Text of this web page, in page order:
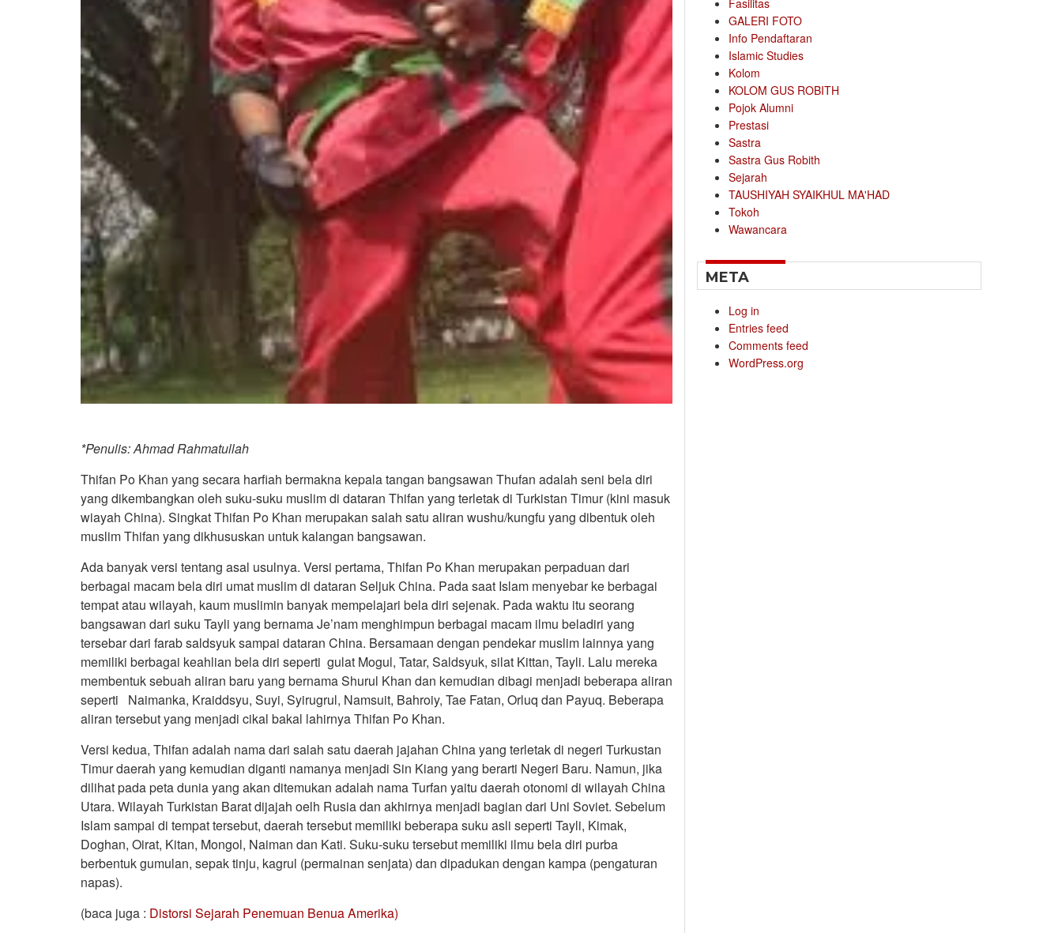
*Penulis: Ahmad Rahmatullah
Thifan Po Khan yang secara harfiah bermakna kepala tangan bangsawan Thufan adalah seni bela diri
yang dikembangkan oleh suku-suku muslim di dataran Thifan yang terletak di Turkistan Timur (kini masuk
wiayah China). Singkat Thifan Po Khan merupakan salah satu aliran wushu/kungfu yang dibentuk oleh
muslim Thifan yang dikhususkan untuk kalangan bangsawan.
Ada banyak versi tentang asal usulnya. Versi pertama, Thifan Po Khan merupakan perpaduan dari
berbagai macam bela diri umat muslim di dataran Seljuk China. Pada saat Islam menyebar ke berbagai
tempat atau wilayah, kaum muslimin banyak mempelajari bela diri sejenak. Pada waktu itu seorang
bangsawan dari suku Tayli yang bernama Je’nam menghimpun berbagai macam ilmu beladiri yang
tersebar dari farab saldsyuk sampai dataran China. Bersamaan dengan pendekar muslim lainnya yang
memiliki berbagai keahlian bela diri seperti gulat Mogul, Tatar, Saldsyuk, silat Kittan, Tayli. Lalu mereka
membentuk sebuah aliran baru yang bernama Shurul Khan dan kemudian dibagi menjadi beberapa aliran
seperti Naimanka, Kraiddsyu, Suyi, Syirugrul, Namsuit, Bahroiy, Tae Fatan, Orluq dan Payuq. Beberapa
aliran tersebut yang menjadi cikal bakal lahirnya Thifan Po Khan.
Versi kedua, Thifan adalah nama dari salah satu daerah jajahan China yang terletak di negeri Turkustan
Timur daerah yang kemudian diganti namanya menjadi Sin Kiang yang berarti Negeri Baru. Namun, jika
dilihat pada peta dunia yang akan ditemukan adalah nama Turfan yaitu daerah otonomi di wilayah China
Utara. Wilayah Turkistan Barat dijajah oelh Rusia dan akhirnya menjadi bagian dari Uni Soviet. Sebelum
Islam sampai di tempat tersebut, daerah tersebut memiliki beberapa suku asli seperti Tayli, Kimak,
Doghan, Oirat, Kitan, Mongol, Naiman dan Kati. Suku-suku tersebut memiliki ilmu bela diri purba
berbentuk gumulan, sepak tinju, kagrul (permainan senjata) dan dipadukan dengan kampa (pengaturan
napas).
(baca juga : Distorsi Sejarah Penemuan Benua Amerika)
Fasilitas
GALERI FOTO
Info Pendaftaran
Islamic Studies
Kolom
KOLOM GUS ROBITH
Pojok Alumni
Prestasi
Sastra
Sastra Gus Robith
Sejarah
TAUSHIYAH SYAIKHUL MA'HAD
Tokoh
Wawancara
META
Log in
Entries feed
Comments feed
WordPress.org